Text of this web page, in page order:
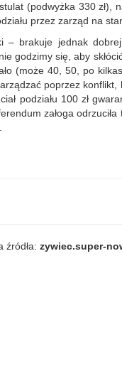
(podwyżka 330 zł),
przez zarząd na
brakuje jednak
godzimy się, aby
(może 40, 50, po
poprzez konflikt,
podziału 100 zł
załoga
źródła: zywiec.super-